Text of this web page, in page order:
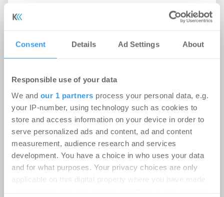
Consent Details Ad Settings About
Responsible use of your data
We and our 1 partners process your personal data, e.g.
your IP-number, using technology such as cookies to
store and access information on your device in order to
serve personalized ads and content, ad and content
measurement, audience research and services
development. You have a choice in who uses your data
and for what purposes. Your privacy choices are only
applicable on this digital property where you have made
Ingeborg-Warschke-Nachwuchspreis
2026 – Bewerbung bis 2. August
-08.07.2026
Login für den ganzen Artikel Wenn noch nicht
registriert, erstellen Sie sich jetzt Ihren
kostenlosen Account, um auf die neusten ...